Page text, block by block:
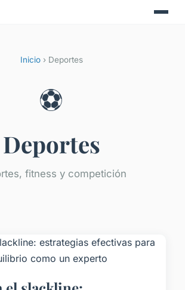
Inicio› Deportes
⚽
Deportes
fitness y competición